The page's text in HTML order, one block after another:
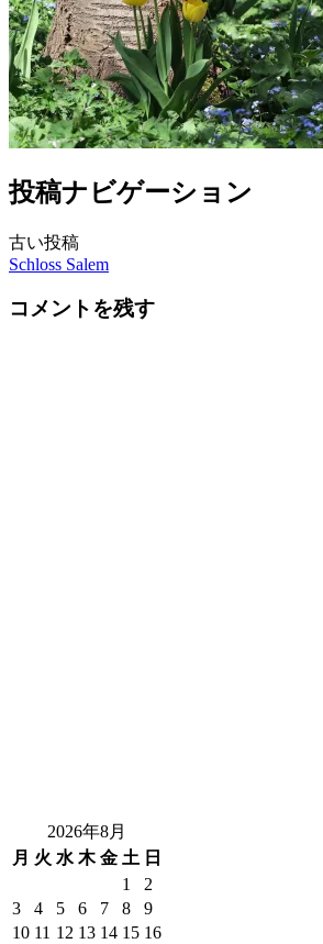
投稿ナビゲーション
古い投稿
Schloss Salem
コメントを残す
2026年8月
月 火 水 木 金 土 日
1
2
3
4 5 6 7 8
9
10 11 12 13 14 15 16